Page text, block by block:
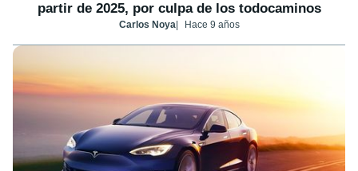
partir de 2025, por culpa de los todocaminos
Carlos Noya Hace 9 años